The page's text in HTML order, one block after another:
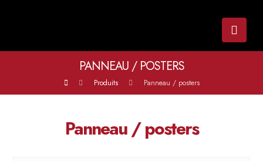
PANNEAU / POSTERS
Produits Panneau / posters
Panneau / posters